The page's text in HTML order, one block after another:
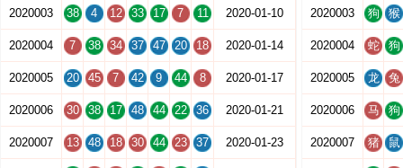
2020003 38 4 12 33 17 7 11 2020-01-10
2020004 7 38 34 37 47 20 18 2020-01-14
2020005 20 45 7 42 9 44 8 2020-01-17
2020006 30 38 17 48 44 22 36 2020-01-21
2020007 13 48 18 30 44 23 37 2020-01-23
2020003 狗 猴
2020004 蛇 狗
2020005 龙 兔
2020006 马 狗
2020007 猪 鼠